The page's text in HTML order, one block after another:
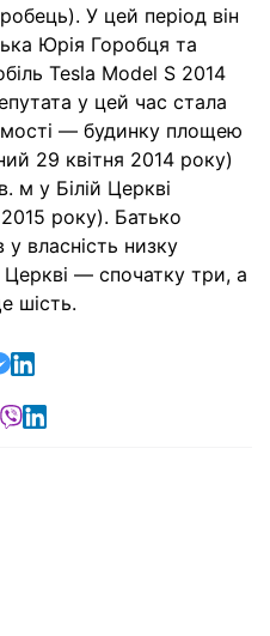
У цей період він
Юрія Горобця та
Tesla Model S 2014
у цей час стала
— будинку площею
29 квітня 2014 року)
м у Білій Церкві
року). Батько
власність низку
Церкві — спочатку три, а
шість.
Telegram
у Facebook
у Xу Viber
у Whatsapp
відправити у Messenger
відправити у LinkedIn
Telegram
у Facebook
у X у Google news
Читайте у Viber
Читайте у LinkedIn